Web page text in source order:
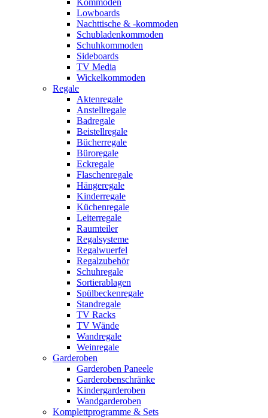
Kommoden
Lowboards
Nachttische & -kommoden
Schubladenkommoden
Schuhkommoden
Sideboards
TV Media
Wickelkommoden
Regale
Aktenregale
Anstellregale
Badregale
Beistellregale
Bücherregale
Büroregale
Eckregale
Flaschenregale
Hängeregale
Kinderregale
Küchenregale
Leiterregale
Raumteiler
Regalsysteme
Regalwuerfel
Regalzubehör
Schuhregale
Sortierablagen
Spülbeckenregale
Standregale
TV Racks
TV Wände
Wandregale
Weinregale
Garderoben
Garderoben Paneele
Garderobenschränke
Kindergarderoben
Wandgarderoben
Komplettprogramme & Sets